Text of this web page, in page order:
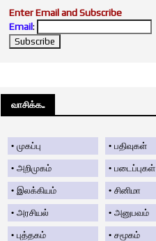
Enter Email and Subscribe
Email:
வாசிக்க....
முகப்பு பதிவுகள்
அறிமுகம் படைப்புகள்
இலக்கியம் சினிமா
அரசியல் அனுபவம்
புத்தகம் சமூகம்